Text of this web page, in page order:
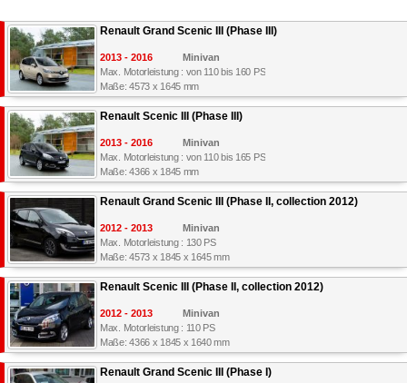
Renault Grand Scenic III (Phase III)
2013 - 2016
Minivan
Max. Motorleistung : von 110 bis 160 PS
Maße: 4573 x 1645 mm
Renault Scenic III (Phase III)
2013 - 2016
Minivan
Max. Motorleistung : von 110 bis 165 PS
Maße: 4366 x 1845 mm
Renault Grand Scenic III (Phase II, collection 2012)
2012 - 2013
Minivan
Max. Motorleistung : 130 PS
Maße: 4573 x 1845 x 1645 mm
Renault Scenic III (Phase II, collection 2012)
2012 - 2013
Minivan
Max. Motorleistung : 110 PS
Maße: 4366 x 1845 x 1640 mm
Renault Grand Scenic III (Phase I)